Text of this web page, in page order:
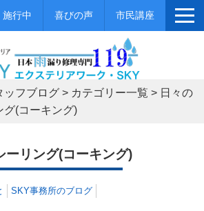
施行中 喜びの声 市民講座
ッフブログ > カテゴリー一覧 > 日々の
グ(コーキング)
ーリング(コーキング)
SKY事務所のブログ